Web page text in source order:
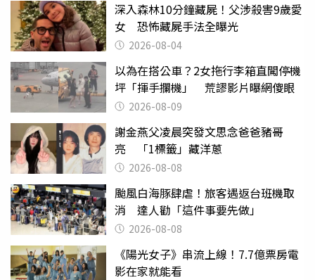
深入森林10分鐘藏屍！父涉殺害9歲愛
女 恐怖藏屍手法全曝光
2026-08-04
以為在搭公車？2女拖行李箱直闖停機
坪「揮手攔機」 荒謬影片曝網傻眼
2026-08-09
謝金燕父凌晨突發文思念爸爸豬哥
亮 「1標籤」藏洋蔥
2026-08-08
颱風白海豚肆虐！旅客遇返台班機取
消 達人勸「這件事要先做」
2026-08-08
《陽光女子》串流上線！7.7億票房電
影在家就能看